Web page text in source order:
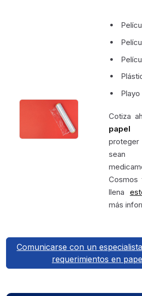
Playo
Cotiza
papel
sean
Cosmos
llena
más
Comunicarse con un
requerimientos en